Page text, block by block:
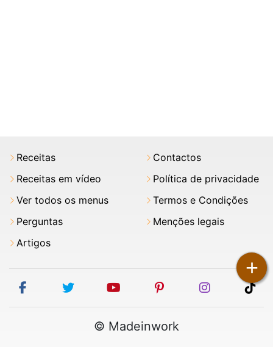
+
Receitas
Receitas em vídeo
Ver todos os menus
Perguntas
Artigos
Contactos
Política de privacidade
Termos e Condições
Menções legais
facebooktwitter youtubepinterestinstagram
© Madeinwork